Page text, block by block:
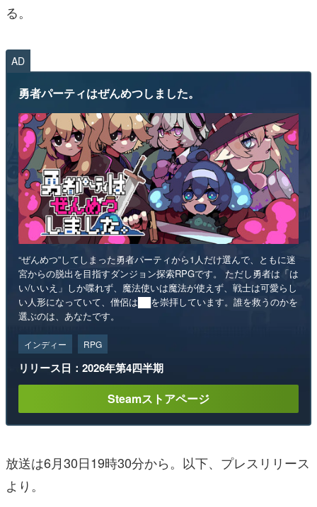
る。
AD
勇者パーティはぜんめつしました。
“ぜんめつ”してしまった勇者パーティから1人だけ選んで、ともに迷
宮からの脱出を目指すダンジョン探索RPGです。 ただし勇者は「は
い/いいえ」しか喋れず、魔法使いは魔法が使えず、戦士は可愛らし
い人形になっていて、僧侶は██を崇拝しています。誰を救うのかを
選ぶのは、あなたです。
インディー RPG
リリース日：2026年第4四半期
Steamストアページ
放送は6月30日19時30分から。以下、プレスリリース
より。